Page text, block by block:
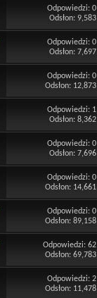
Odpowiedzi:0
Odsłon: 9,583
Odpowiedzi:0
Odsłon: 7,697
Odpowiedzi:0
Odsłon: 12,873
Odpowiedzi: 1
Odsłon: 8,362
Odpowiedzi:0
Odsłon: 7,696
Odpowiedzi:0
Odsłon: 14,661
Odpowiedzi:0
Odsłon: 89,158
Odpowiedzi:62
Odsłon: 69,783
Odpowiedzi:2
Odsłon: 11,478